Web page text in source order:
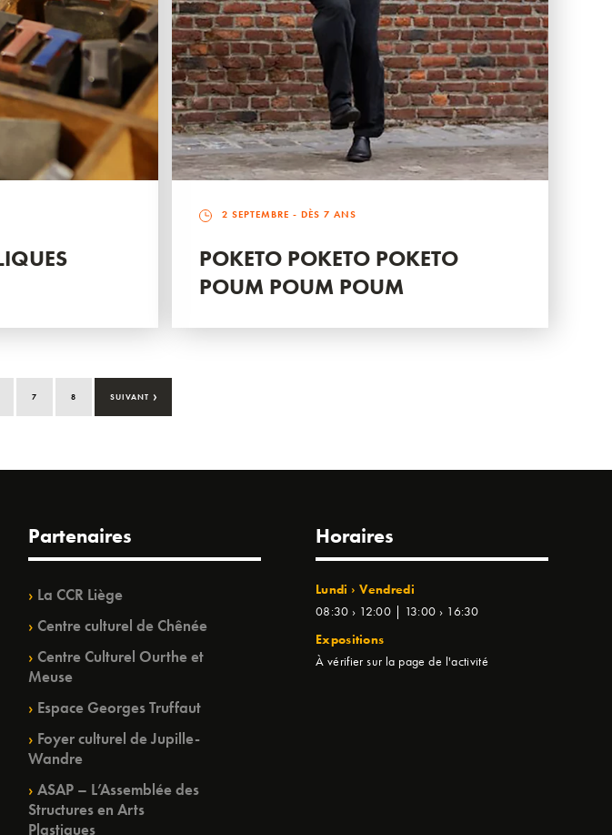
2 SEPTEMBRE - DÈS 7 ANS
POKETO POKETO POKETO
POUM POUM POUM
7 8 SUIVANT ›
Partenaires
La CCR Liège
Centre culturel de Chênée
Centre Culturel Ourthe et
Meuse
Espace Georges Truffaut
Foyer culturel de Jupille-
Wandre
ASAP – L’Assemblée des
Structures en Arts
Plastiques
Horaires
Lundi › Vendredi
08:30 › 12:00 | 13:00 › 16:30
Expositions
À vérifier sur la page de l'activité